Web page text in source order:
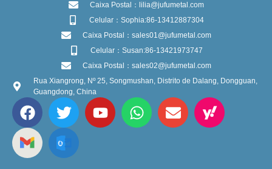
Caixa Postal：lilia@jufumetal.com
Celular：Sophia:86-13412887304
Caixa Postal：sales01@jufumetal.com
Celular：Susan:86-13421973747
Caixa Postal：sales02@jufumetal.com
Rua Xiangrong, Nº 25, Songmushan, Distrito de Dalang, Dongguan,
Guangdong, China